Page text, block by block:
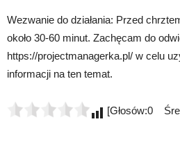
Wezwanie do działania: Przed
około 30-60 minut. Zachęcam do
https://projectmanagerka.pl/ w celu
informacji na ten temat.
[Głosów:0